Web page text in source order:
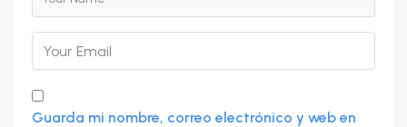
Guarda mi nombre, correo electrónico y web en